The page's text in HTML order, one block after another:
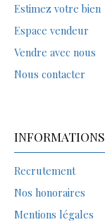
Estimez votre bien
Espace vendeur
Vendre avec nous
Nous contacter
INFORMATIONS
Recrutement
Nos honoraires
Mentions légales